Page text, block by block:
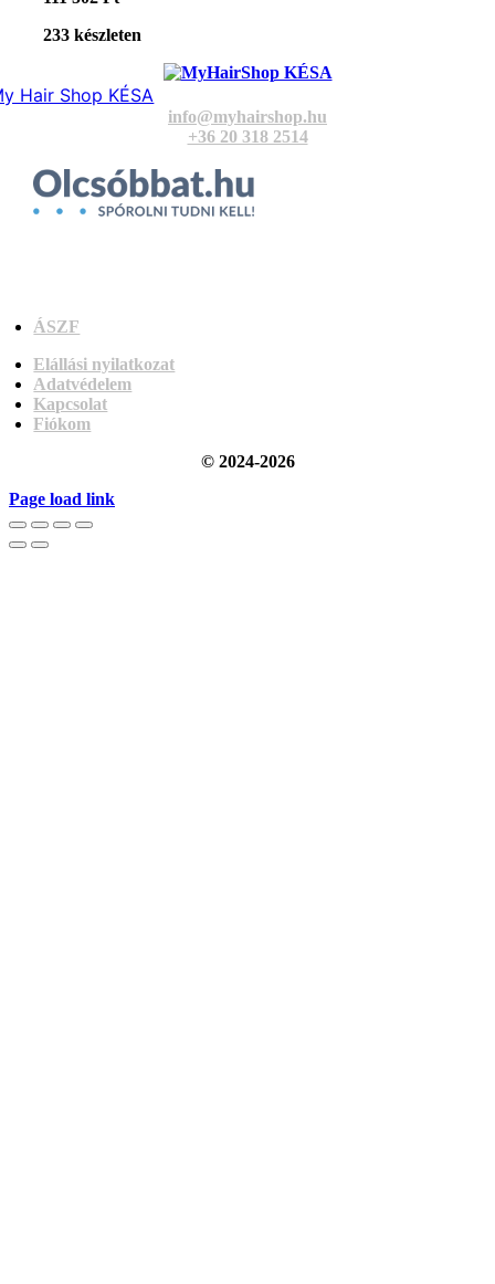
233 készleten
Hair Shop KÉSA
info@myhairshop.hu
+36 20 318 2514
ÁSZF
Elállási nyilatkozat
Adatvédelem
Kapcsolat
Fiókom
© 2024-2026
Page load link